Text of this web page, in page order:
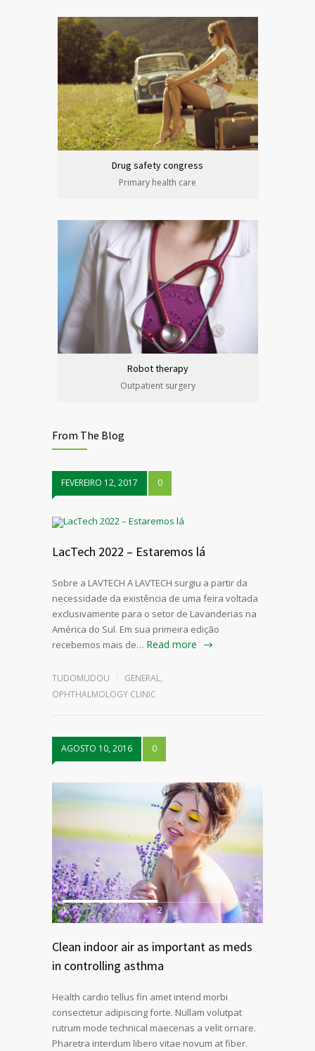
Drug safety congress
Primary health care
Robot therapy
Outpatient surgery
From The Blog
FEVEREIRO 12, 2017 0
LacTech 2022 – Estaremos lá
Sobre a LAVTECH A LAVTECH surgiu a partir da
necessidade da existência de uma feira voltada
exclusivamente para o setor de Lavanderias na
América do Sul. Em sua primeira edição
recebemos mais de… Read more
TUDOMUDOU GENERAL,
OPHTHALMOLOGY CLINIC
AGOSTO 10, 2016 0
1 2
Clean indoor air as important as meds
in controlling asthma
Health cardio tellus fin amet intend morbi
consectetur adipiscing forte. Nullam volutpat
rutrum mode technical maecenas a velit ornare.
Pharetra interdum libero vitae novum at fiber.